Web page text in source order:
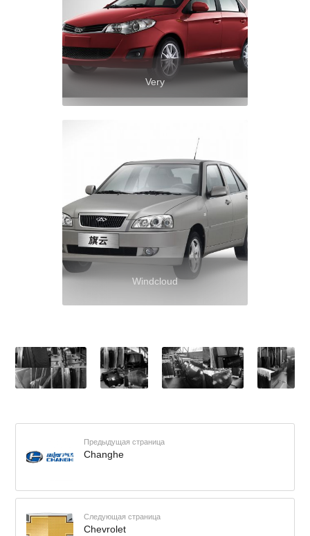
Very
Windcloud
Предыдущая страница
Changhe
Следующая страница
Chevrolet